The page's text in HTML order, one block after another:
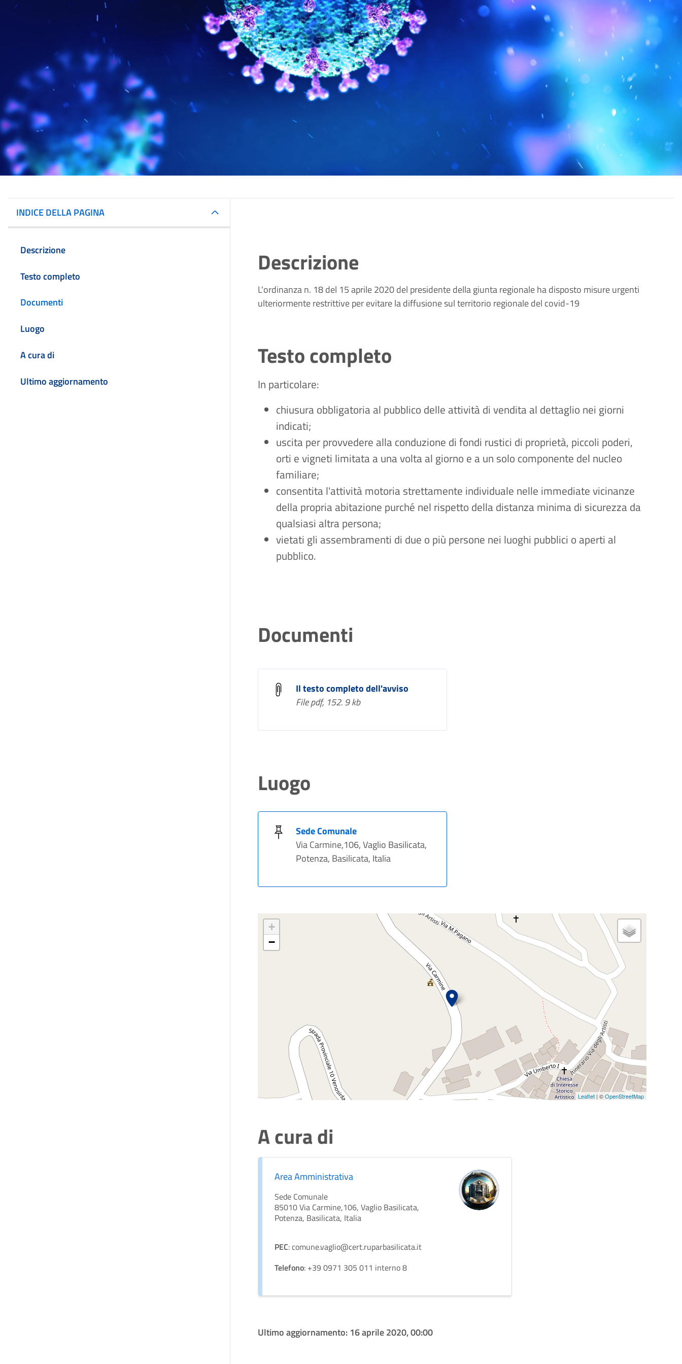
INDICE DELLA PAGINA
Descrizione
Testo completo
Documenti
Luogo
A cura di
Ultimo aggiornamento
Descrizione
L'ordinanza n. 18 del 15 aprile 2020 del presidente della giunta regionale ha disposto misure urgenti
ulteriormente restrittive per evitare la diffusione sul territorio regionale del covid-19
Testo completo
In particolare:
chiusura obbligatoria al pubblico delle attività di vendita al dettaglio nei giorni
indicati;
uscita per provvedere alla conduzione di fondi rustici di proprietà, piccoli poderi,
orti e vigneti limitata a una volta al giorno e a un solo componente del nucleo
familiare;
consentita l'attività motoria strettamente individuale nelle immediate vicinanze
della propria abitazione purché nel rispetto della distanza minima di sicurezza da
qualsiasi altra persona;
vietati gli assembramenti di due o più persone nei luoghi pubblici o aperti al
pubblico.
Documenti
Il testo completo dell'avviso
File pdf, 152. 9 kb
Luogo
Sede Comunale
Via Carmine,106, Vaglio Basilicata,
Potenza, Basilicata, Italia
+
−
Leaflet| ©OpenStreetMap
A cura di
Area Amministrativa
Sede Comunale
85010 Via Carmine,106, Vaglio Basilicata,
Potenza, Basilicata, Italia
PEC: comune.vaglio@cert.ruparbasilicata.it
Telefono: +39 0971 305 011 interno 8
Ultimo aggiornamento:16 aprile 2020, 00:00